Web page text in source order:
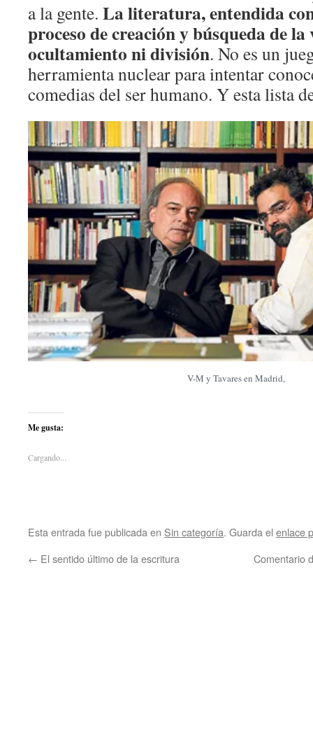
a la gente. La literatura, entendida
proceso de creación y búsqueda de la
ocultamiento ni división. No es un
herramienta nuclear para intentar
comedias del ser humano. Y esta lista
V-M y Tavares en Madrid,
Me gusta:
Cargando...
Esta entrada fue publicada en Sin categoría. Guarda el enlace
← El sentido último de la escritura Comentario